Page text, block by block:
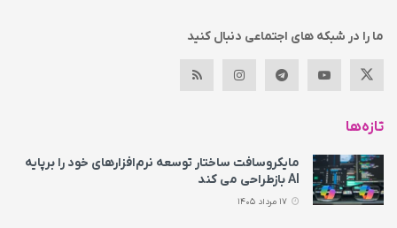
ما را در شبکه های اجتماعی دنبال کنید
تازه‌ها
مایکروسافت ساختار توسعه نرم‌افزارهای خود را برپایه
AI بازطراحی می‌ کند